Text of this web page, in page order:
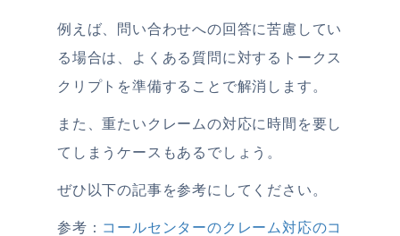
例えば、問い合わせへの回答に苦慮してい
る場合は、よくある質問に対するトークス
クリプトを準備することで解消します。
また、重たいクレームの対応に時間を要し
てしまうケースもあるでしょう。
ぜひ以下の記事を参考にしてください。
参考： コールセンターのクレーム対応のコ